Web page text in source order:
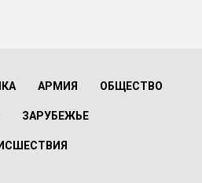
АРМИЯ ОБЩЕСТВО
ЗАРУБЕЖЬЕ